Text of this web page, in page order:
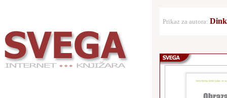
Prikaz za autora: